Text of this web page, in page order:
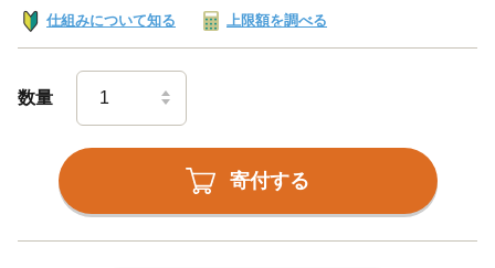
仕組みについて知る 上限額を調べる
数量
寄付する